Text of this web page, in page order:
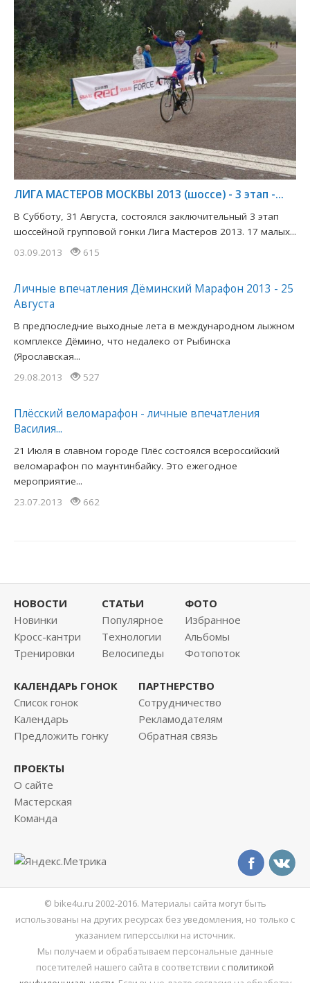
ЛИГА МАСТЕРОВ МОСКВЫ 2013 (шоссе) - 3 этап -...
В Субботу, 31 Августа, состоялся заключительный 3 этап
шоссейной групповой гонки Лига Мастеров 2013. 17 малых...
03.09.2013
615
Личные впечатления Дёминский Марафон 2013 - 25
Августа
В предпоследние выходные лета в международном лыжном
комплексе Дёмино, что недалеко от Рыбинска
(Ярославская...
29.08.2013
527
Плёсский веломарафон - личные впечатления
Василия...
21 Июля в славном городе Плёс состоялся всероссийский
веломарафон по маунтинбайку. Это ежегодное
мероприятие...
23.07.2013
662
НОВОСТИ
Новинки
Кросс-кантри
Тренировки
СТАТЬИ
Популярное
Технологии
Велосипеды
ФОТО
Избранное
Альбомы
Фотопоток
КАЛЕНДАРЬ ГОНОК
Список гонок
Календарь
Предложить гонку
ПАРТНЕРСТВО
Сотрудничество
Рекламодателям
Обратная связь
ПРОЕКТЫ
О сайте
Мастерская
Команда
© bike4u.ru 2002-2016. Материалы сайта могут быть
использованы на других ресурсах без уведомления, но только с
указанием гиперссылки на источник.
Мы получаем и обрабатываем персональные данные
посетителей нашего сайта в соответствии с политикой